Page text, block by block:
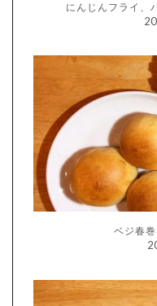
にんじんフライ、
ベジ春